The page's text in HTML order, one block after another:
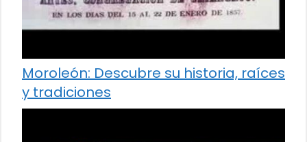
Moroleón: Descubre su historia, raíces
y tradiciones